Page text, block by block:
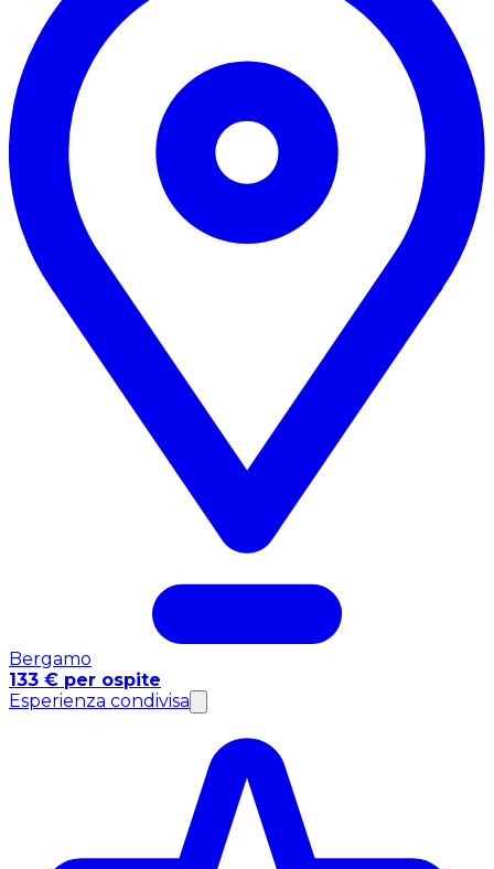
Bergamo
133 € per ospite
Esperienza condivisa